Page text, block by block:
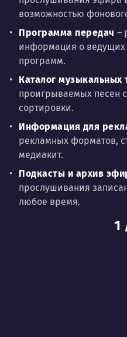
возможностью
Программа передач –
информация о
программ.
Каталог музыкальных
проигрываемых песен
сортировки.
Информация для
рекламных форматов,
медиакит.
Подкасты и архив
прослушивания
любое время.
1